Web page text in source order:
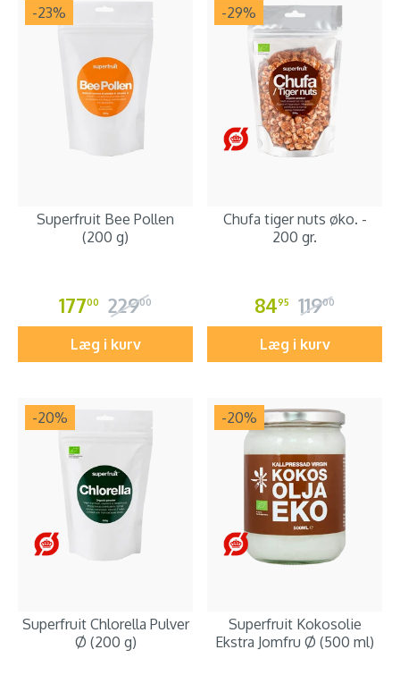
-23%
Superfruit Bee Pollen
(200 g)
17700 22900
Læg i kurv
-29%
Chufa tiger nuts øko. -
200 gr.
8495 11900
Læg i kurv
-20%
Superfruit Chlorella Pulver
Ø (200 g)
-20%
Superfruit Kokosolie
Ekstra Jomfru Ø (500 ml)